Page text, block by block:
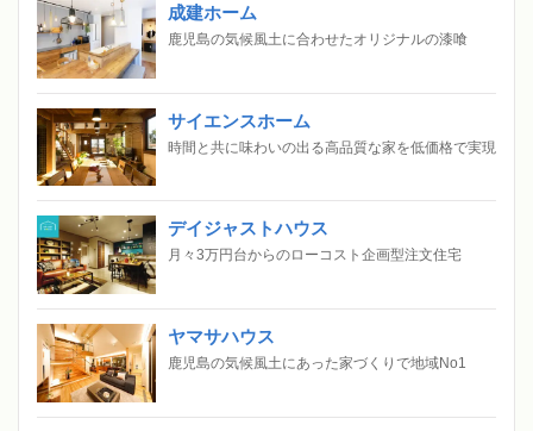
成建ホーム
鹿児島の気候風土に合わせたオリジナルの漆喰
サイエンスホーム
時間と共に味わいの出る高品質な家を低価格で実現
デイジャストハウス
月々3万円台からのローコスト企画型注文住宅
ヤマサハウス
鹿児島の気候風土にあった家づくりで地域No1